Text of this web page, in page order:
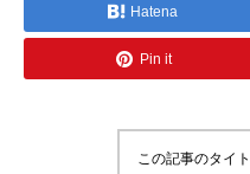
Hatena
Pin it
この記事のタイ